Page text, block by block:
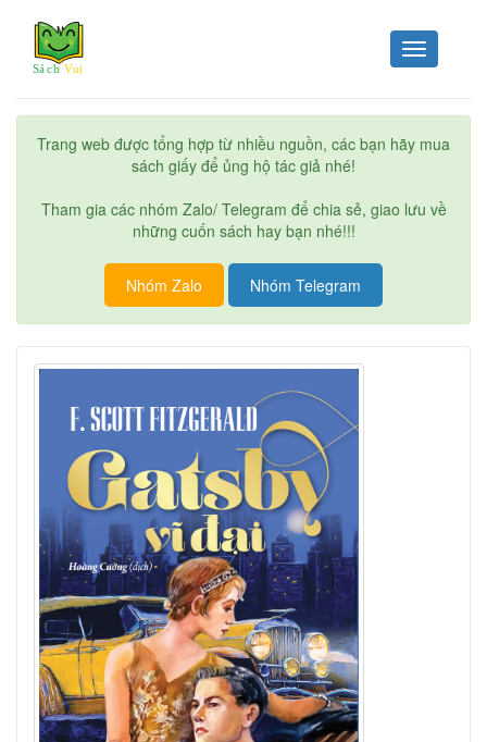
Toggle
navigation
Trang web được tổng hợp từ nhiều nguồn, các bạn hãy mua
sách giấy để ủng hộ tác giả nhé!
Tham gia các nhóm Zalo/ Telegram để chia sẻ, giao lưu về
những cuốn sách hay bạn nhé!!!
Nhóm Zalo Nhóm Telegram